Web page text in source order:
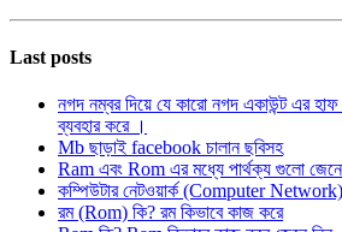
Last posts
নগদ নম্বর দিয়ে যে কারো নগদ একাউন্ট এর
ব্যবহার করে ।
Mb ছাড়াই facebook চালান ছবিসহ
Ram এবং Rom এর মধ্যে পার্থক্য গুলো জেনে
কম্পিউটার নেটওয়ার্ক (Computer
রম (Rom) কি? রম কিভাবে কাজ করে